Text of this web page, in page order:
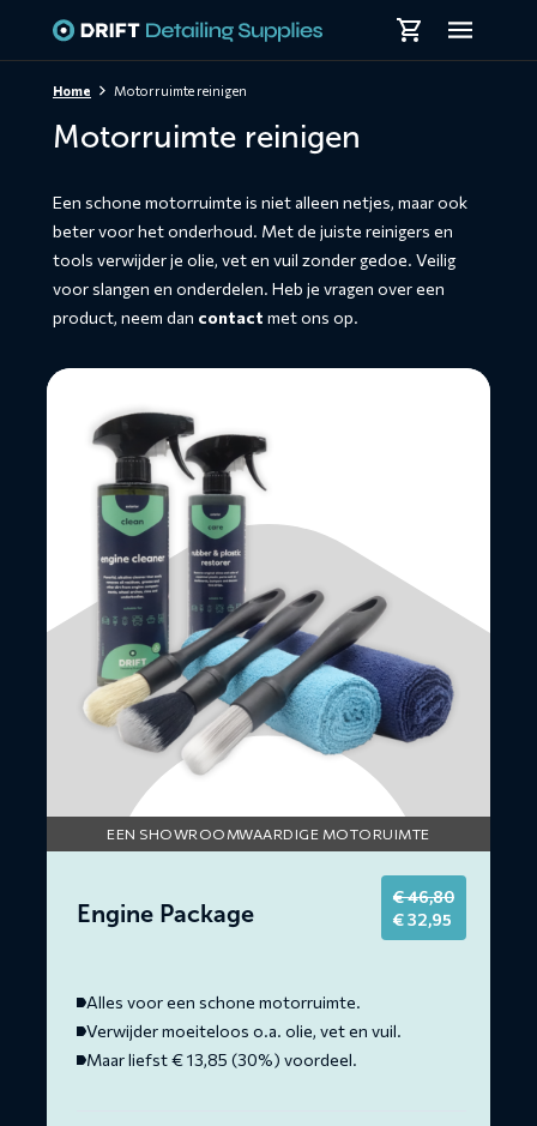
Home Motorruimte reinigen
Motorruimte reinigen
Een schone motorruimte is niet alleen netjes, maar ook
beter voor het onderhoud. Met de juiste reinigers en
tools verwijder je olie, vet en vuil zonder gedoe. Veilig
voor slangen en onderdelen. Heb je vragen over een
product, neem dan contact met ons op.
Lees
Package
EEN SHOWROOMWAARDIGE MOTORUIMTE
Engine Package
€46,80
Original
price
€32,95
price
Alles voor een schone motorruimte.
Verwijder moeiteloos o.a. olie, vet en vuil.
Maar liefst € 13,85 (30%) voordeel.